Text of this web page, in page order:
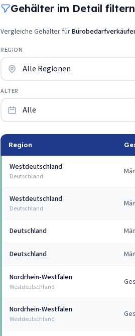
Gehälter im Detail filtern
Vergleiche Gehälter für
REGION
ALTER
Region
Westdeutschland
Deutschland
Westdeutschland
Deutschland
Deutschland
Deutschland
Nordrhein-Westfalen
Westdeutschland
Nordrhein-Westfalen
Westdeutschland